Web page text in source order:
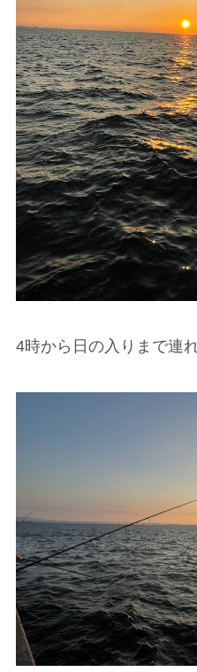
4時から日の入りまで連